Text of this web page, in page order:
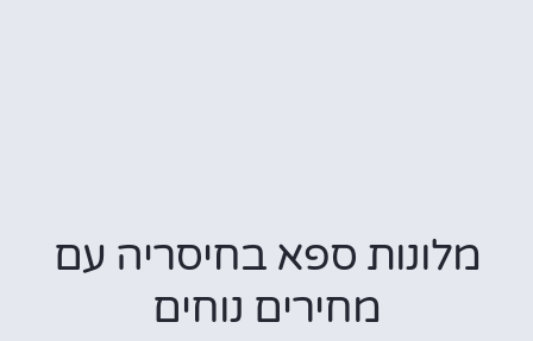
ספא בחיסריה עם
מחירים נוחים